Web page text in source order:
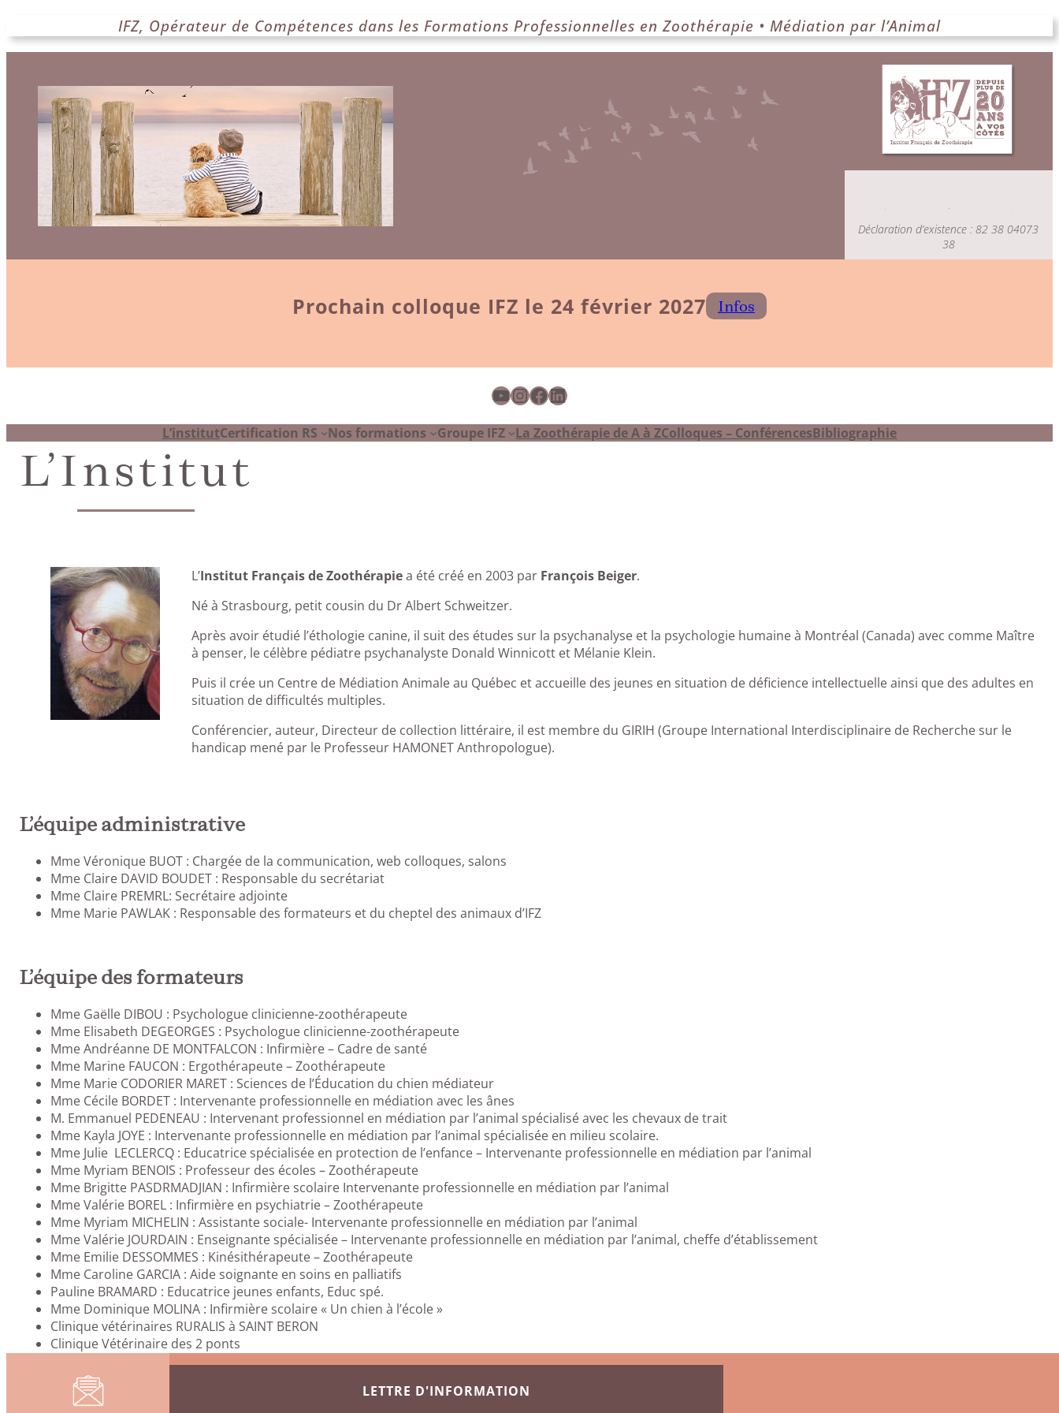
au
contenu
IFZ, Opérateur de Compétences dans les Formations Professionnelles en Zoothérapie • Médiation par l’Animal
Déclaration d’existence : 82 38 04073
38
Prochain colloque IFZ le 24 février 2027 Infos
YouTube
Instagram
Facebook
LinkedIn
L’institutCertification RS Nos formations Groupe IFZ La Zoothérapie de A à ZColloques – ConférencesBibliographie
LETTRE D'INFORMATION
L’Institut
L’Institut Français de Zoothérapiea été créé en 2003 par François Beiger.
Né à Strasbourg, petit cousin du Dr Albert Schweitzer.
Après avoir étudié l’éthologie canine, il suit des études sur la psychanalyse et la psychologie humaine à Montréal (Canada) avec comme Maître
à penser, le célèbre pédiatre psychanalyste Donald Winnicott et Mélanie Klein.
Puis il crée un Centre de Médiation Animale au Québec et accueille des jeunes en situation de déficience intellectuelle ainsi que des adultes en
situation de difficultés multiples.
Conférencier, auteur, Directeur de collection littéraire, il est membre du GIRIH (Groupe International Interdisciplinaire de Recherche sur le
handicap mené par le Professeur HAMONET Anthropologue).
L’équipe administrative
Mme Véronique BUOT : Chargée de la communication, web colloques, salons
Mme Claire DAVID BOUDET : Responsable du secrétariat
Mme Claire PREMRL: Secrétaire adjointe
Mme Marie PAWLAK : Responsable des formateurs et du cheptel des animaux d’IFZ
L’équipe des formateurs
Mme Gaëlle DIBOU : Psychologue clinicienne-zoothérapeute
Mme Elisabeth DEGEORGES : Psychologue clinicienne-zoothérapeute
Mme Andréanne DE MONTFALCON : Infirmière – Cadre de santé
Mme Marine FAUCON : Ergothérapeute – Zoothérapeute
Mme Marie CODORIER MARET : Sciences de l’Éducation du chien médiateur
Mme Cécile BORDET : Intervenante professionnelle en médiation avec les ânes
M. Emmanuel PEDENEAU : Intervenant professionnel en médiation par l’animal spécialisé avec les chevaux de trait
Mme Kayla JOYE : Intervenante professionnelle en médiation par l’animal spécialisée en milieu scolaire.
Mme Julie LECLERCQ : Educatrice spécialisée en protection de l’enfance – Intervenante professionnelle en médiation par l’animal
Mme Myriam BENOIS : Professeur des écoles – Zoothérapeute
Mme Brigitte PASDRMADJIAN : Infirmière scolaire Intervenante professionnelle en médiation par l’animal
Mme Valérie BOREL : Infirmière en psychiatrie – Zoothérapeute
Mme Myriam MICHELIN : Assistante sociale- Intervenante professionnelle en médiation par l’animal
Mme Valérie JOURDAIN : Enseignante spécialisée – Intervenante professionnelle en médiation par l’animal, cheffe d’établissement
Mme Emilie DESSOMMES : Kinésithérapeute – Zoothérapeute
Mme Caroline GARCIA : Aide soignante en soins en palliatifs
Pauline BRAMARD : Educatrice jeunes enfants, Educ spé.
Mme Dominique MOLINA : Infirmière scolaire « Un chien à l’école »
Clinique vétérinaires RURALIS à SAINT BERON
Clinique Vétérinaire des 2 ponts
Les missions de l’Institut Français de Zoothérapie